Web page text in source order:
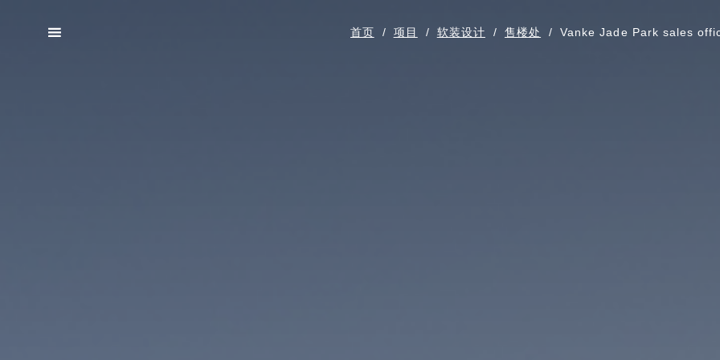
首页 / 项目 / 软装设计 / 售楼处 / Vanke Jade Park sales